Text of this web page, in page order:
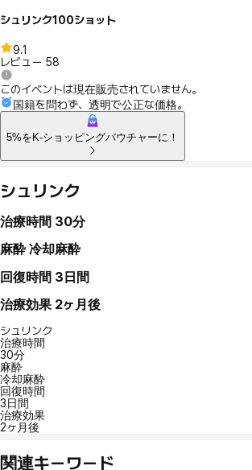
シュリンク100ショット
9.1
レビュー 58
このイベントは現在販売されていません。
国籍を問わず、透明で公正な価格。
5%をK-ショッピングバウチャーに！
シュリンク
治療時間 30分
麻酔 冷却麻酔
回復時間 3日間
治療効果 2ヶ月後
シュリンク
治療時間
30分
麻酔
冷却麻酔
回復時間
3日間
治療効果
2ヶ月後
関連キーワード